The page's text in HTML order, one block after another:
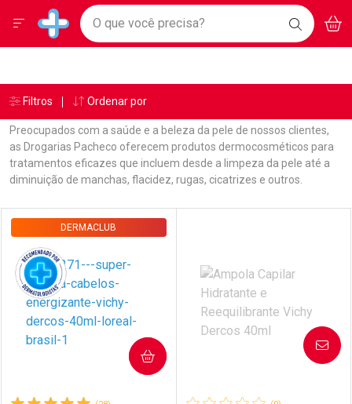
Drogarias Pacheco
Baixe nosso APP e aproveite Ofertas Exclusivas!
BAIXE
O APP
Ir direto para a home
pela página
Ir direto para o conteúdo
Ir direto para a busca
Ir direto para a ajuda
Ir direto para a notificações
Ir direto para o carrinho
Ir direto para o menu
Faça a sua busca
O que você precisa? BUSCAR
Menu
Breadcrumb
Drogarias Pacheco Dermocosméticos
Preocupados com a saúde e a beleza da pele de nossos clientes,
as Drogarias Pacheco oferecem produtos dermocosméticos para
tratamentos eficazes que incluem desde a limpeza da pele até a
diminuição de manchas, flacidez, rugas, cicatrizes e outros.
Linkagens Internas em Destaque
Promoções em Destaque
Prateleira
DERMACLUB
COMPRAR
AVISE-ME
Âncoras
Filtros Ordenar por